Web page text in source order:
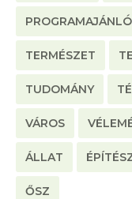
PROGRAMAJÁNLÓ
TERMÉSZET
TUDOMÁNY
VÁROS
ÁLLAT
ŐSZ